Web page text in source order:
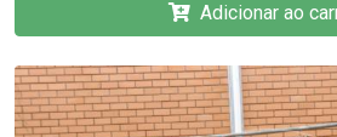
Adicionar ao